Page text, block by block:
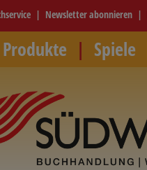
Newsletter abonnieren
Spiele